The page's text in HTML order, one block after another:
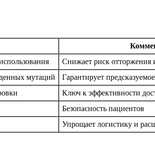
Снижает риск отторжения
мутаций
Гарантирует
Ключ к эффективности
Безопасность пациентов
Упрощает логистику и